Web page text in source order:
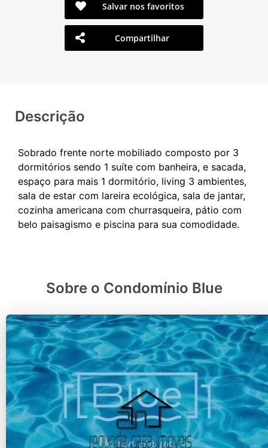
Salvar nos favoritos
Compartilhar
Descrição
Sobrado frente norte mobiliado composto por 3
dormitórios sendo 1 suíte com banheira, e sacada,
espaço para mais 1 dormitório, living 3 ambientes,
sala de estar com lareira ecológica, sala de jantar,
cozinha americana com churrasqueira, pátio com
Sobre o Condomínio Blue